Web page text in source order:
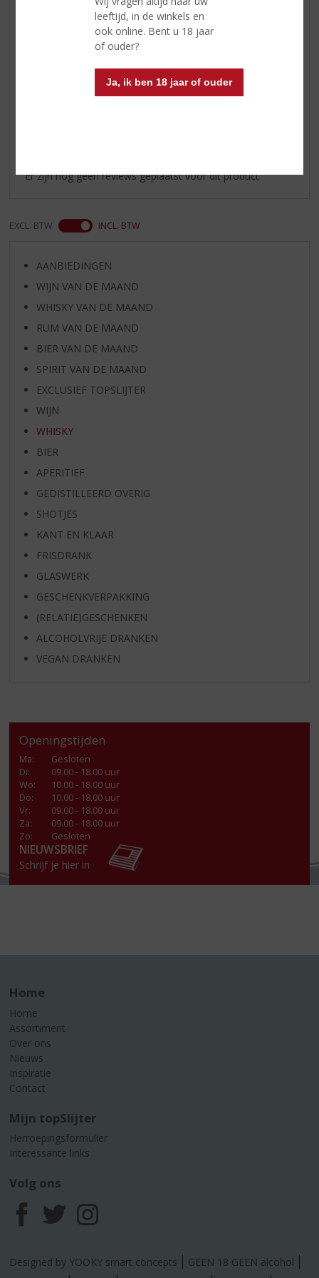
leeftijd, in de winkels en
ook online. Bent u 18 jaar
of ouder?
Ja, ik ben 18 jaar of ouder
subliem en hartverwarmend,
soepel en smeuïg met zoete
mout, rozijnen en pure chocolade
uitgegroeid tot lichte aromatische
Er zijn nog geen reviews geplaatst voor dit product
EXCL. BTW INCL. BTW
AANBIEDINGEN
WIJN VAN DE MAAND
WHISKY VAN DE MAAND
RUM VAN DE MAAND
BIER VAN DE MAAND
SPIRIT VAN DE MAAND
EXCLUSIEF TOPSLIJTER
WIJN
WHISKY
BIER
APERITIEF
GEDISTILLEERD OVERIG
SHOTJES
KANT EN KLAAR
FRISDRANK
GLASWERK
GESCHENKVERPAKKING
(RELATIE)GESCHENKEN
ALCOHOLVRIJE DRANKEN
VEGAN DRANKEN
Openingstijden
Ma:
Gesloten
Di:
09.00 - 18.00 uur
Wo:
10.00 - 18.00 uur
Do:
10.00 - 18.00 uur
Vr:
09.00 - 18.00 uur
Za:
09.00 - 18.00 uur
Zo:
Gesloten
NIEUWSBRIEF
Schrijf je hier in
Home
Home
Assortiment
Over ons
Nieuws
Inspiratie
Contact
Mijn topSlijter
Herroepingsformulier
Interessante links
Volg ons
F
a
T
w
I
n
Designed by YOOKY smart concepts
GEEN 18 GEEN alcohol